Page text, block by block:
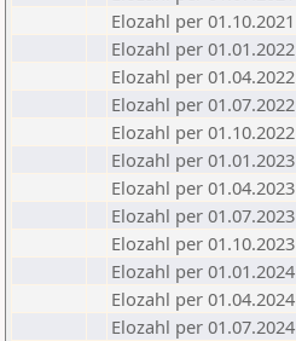
Elozahl per 01.10.2021
Elozahl per 01.01.2022
Elozahl per 01.04.2022
Elozahl per 01.07.2022
Elozahl per 01.10.2022
Elozahl per 01.01.2023
Elozahl per 01.04.2023
Elozahl per 01.07.2023
Elozahl per 01.10.2023
Elozahl per 01.01.2024
Elozahl per 01.04.2024
Elozahl per 01.07.2024